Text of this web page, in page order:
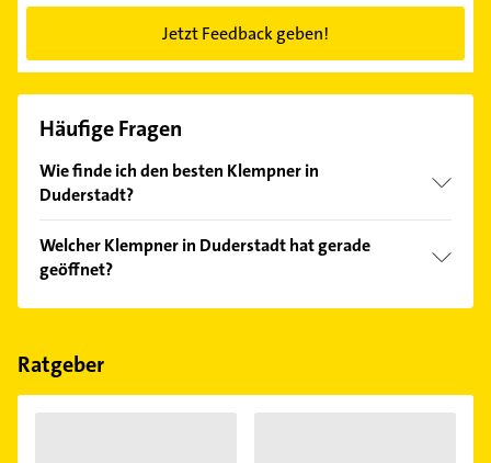
Jetzt Feedback geben!
Häufige Fragen
Wie finde ich den besten Klempner in
Duderstadt?
Kundenmeinungen und profitieren Sie von den
Empfehlungen. Die Suchergebnisse können Sie sich
einfach nachBewertungensortiert anzeigen lassen.
Welcher Klempner in Duderstadt hat gerade
geöffnet?
Im Anbieter-Bereich finden Sie alleÖffnungszeiten.
Feiertagen abweichen können.
Ratgeber